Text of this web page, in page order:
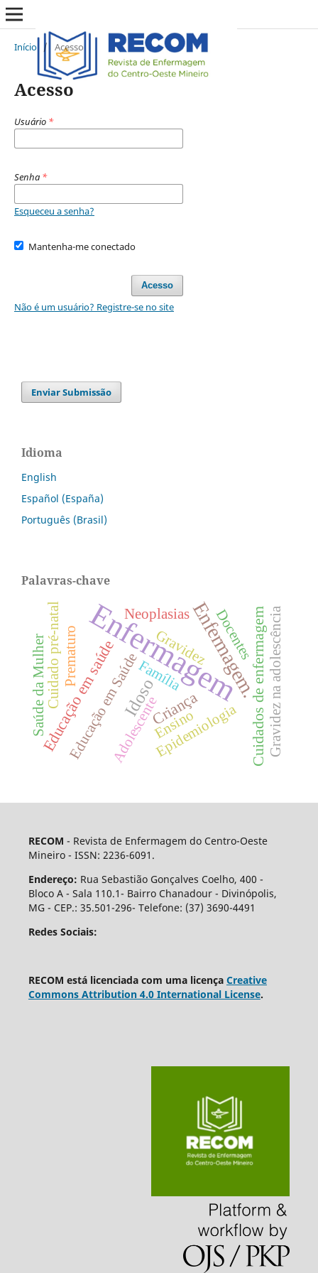
Início / Acesso
Acesso
Usuário *
Senha *
Esqueceu a senha?
Mantenha-me conectado
Acesso
Não é um usuário? Registre-se no site
Enviar Submissão
Idioma
English
Español (España)
Português (Brasil)
Palavras-chave
Enfermagem
Enfermagem.
Idoso Cuidados de enfermagem
Criança
Educação em saúde
Cuidado pré-natalEducação em Saúde
Adolescente
Família
Ensino
Epidemiologia
Neoplasias
Saúde da Mulher Gravidez na adolescência
Docentes
Prematuro Gravidez
RECOM - Revista de Enfermagem do Centro-Oeste
Mineiro - ISSN: 2236-6091.
Endereço: Rua Sebastião Gonçalves Coelho, 400 -
Bloco A - Sala 110.1- Bairro Chanadour - Divinópolis,
MG - CEP.: 35.501-296- Telefone: (37) 3690-4491
Redes Sociais:
RECOM está licenciada com uma licença Creative
Commons Attribution 4.0 International License.